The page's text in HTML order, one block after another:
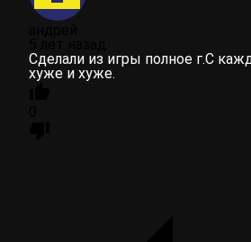
Сделали из игры полное г.С
хуже и хуже.